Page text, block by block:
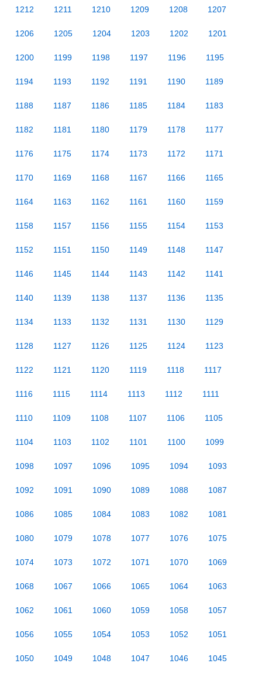
1212 1211 1210 1209 1208 1207
1206 1205 1204 1203 1202 1201
1200 1199 1198 1197 1196 1195
1194 1193 1192 1191 1190 1189
1188 1187 1186 1185 1184 1183
1182 1181 1180 1179 1178 1177
1176 1175 1174 1173 1172 1171
1170 1169 1168 1167 1166 1165
1164 1163 1162 1161 1160 1159
1158 1157 1156 1155 1154 1153
1152 1151 1150 1149 1148 1147
1146 1145 1144 1143 1142 1141
1140 1139 1138 1137 1136 1135
1134 1133 1132 1131 1130 1129
1128 1127 1126 1125 1124 1123
1122 1121 1120 1119 1118 1117
1116 1115 1114 1113 1112 1111
1110 1109 1108 1107 1106 1105
1104 1103 1102 1101 1100 1099
1098 1097 1096 1095 1094 1093
1092 1091 1090 1089 1088 1087
1086 1085 1084 1083 1082 1081
1080 1079 1078 1077 1076 1075
1074 1073 1072 1071 1070 1069
1068 1067 1066 1065 1064 1063
1062 1061 1060 1059 1058 1057
1056 1055 1054 1053 1052 1051
1050 1049 1048 1047 1046 1045